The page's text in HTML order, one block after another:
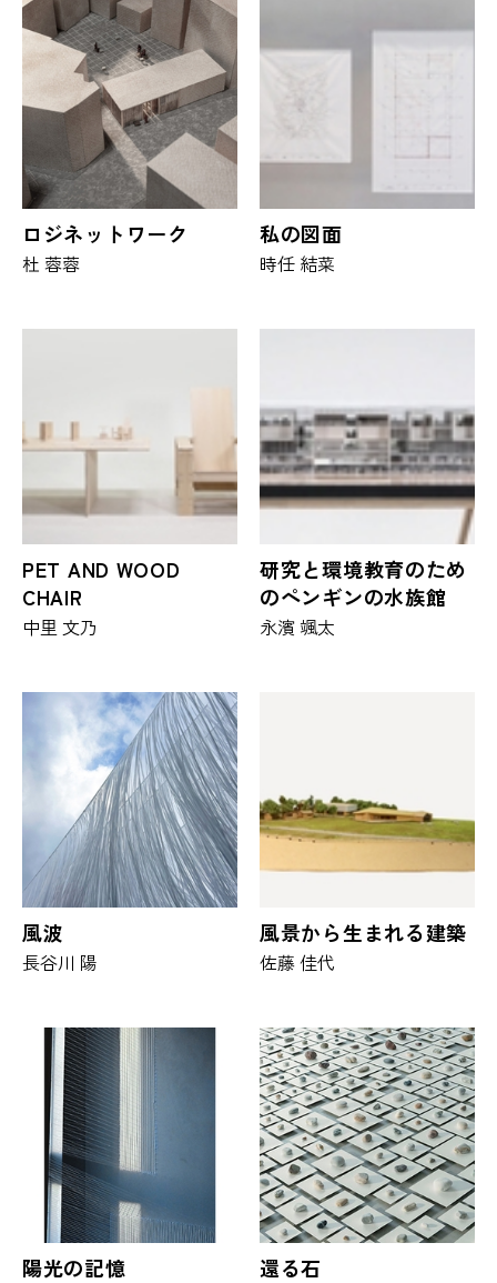
ロジネットワーク
杜 蓉蓉
私の図面
時任 結菜
PET AND WOOD
CHAIR
中里 文乃
研究と環境教育のため
のペンギンの水族館
永濱 颯太
風波
長谷川 陽
風景から生まれる建築
佐藤 佳代
陽光の記憶 還る石